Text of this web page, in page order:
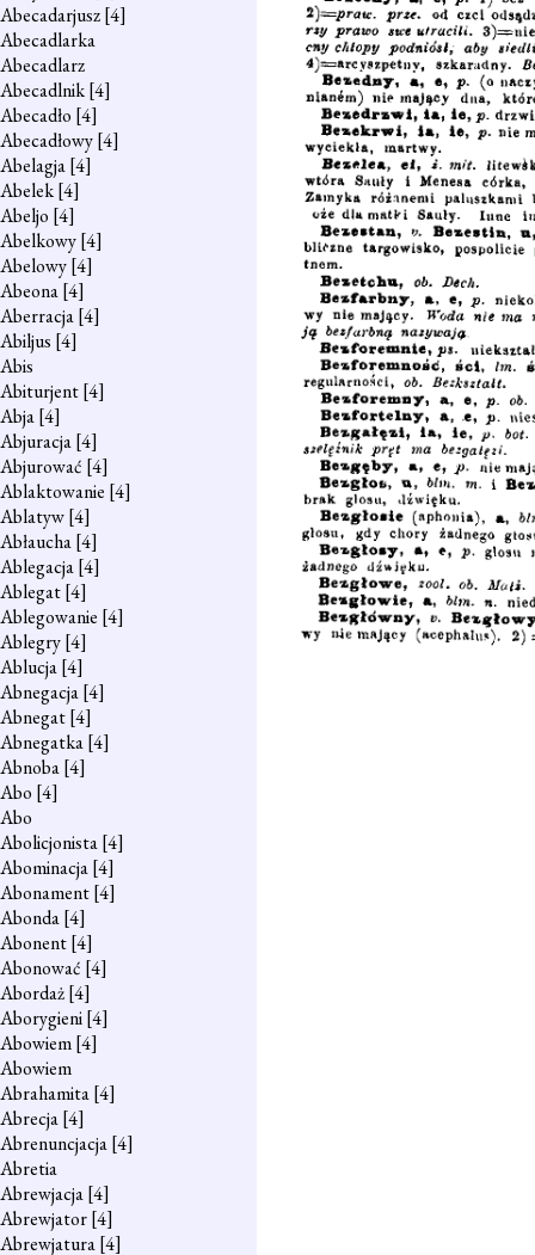
Abecadarjusz[4]
Abecadlarka
Abecadlarz
Abecadlnik[4]
Abecadło [4]
Abecadłowy[4]
Abelagja[4]
Abelek[4]
Abeljo [4]
Abelkowy[4]
Abelowy[4]
Abeona[4]
Aberracja[4]
Abiljus [4]
Abis
Abiturjent[4]
Abja[4]
Abjuracja[4]
Abjurować [4]
Ablaktowanie [4]
Ablatyw[4]
Abłaucha[4]
Ablegacja[4]
Ablegat[4]
Ablegowanie [4]
Ablegry[4]
Ablucja[4]
Abnegacja[4]
Abnegat[4]
Abnegatka[4]
Abnoba[4]
Abo [4]
Abo
Abolicjonista[4]
Abominacja[4]
Abonament[4]
Abonda[4]
Abonent[4]
Abonować [4]
Abordaż[4]
Aborygieni[4]
Abowiem[4]
Abowiem
Abrahamita[4]
Abrecja[4]
Abrenuncjacja[4]
Abretia
Abrewjacja[4]
Abrewjator[4]
Abrewjatura[4]